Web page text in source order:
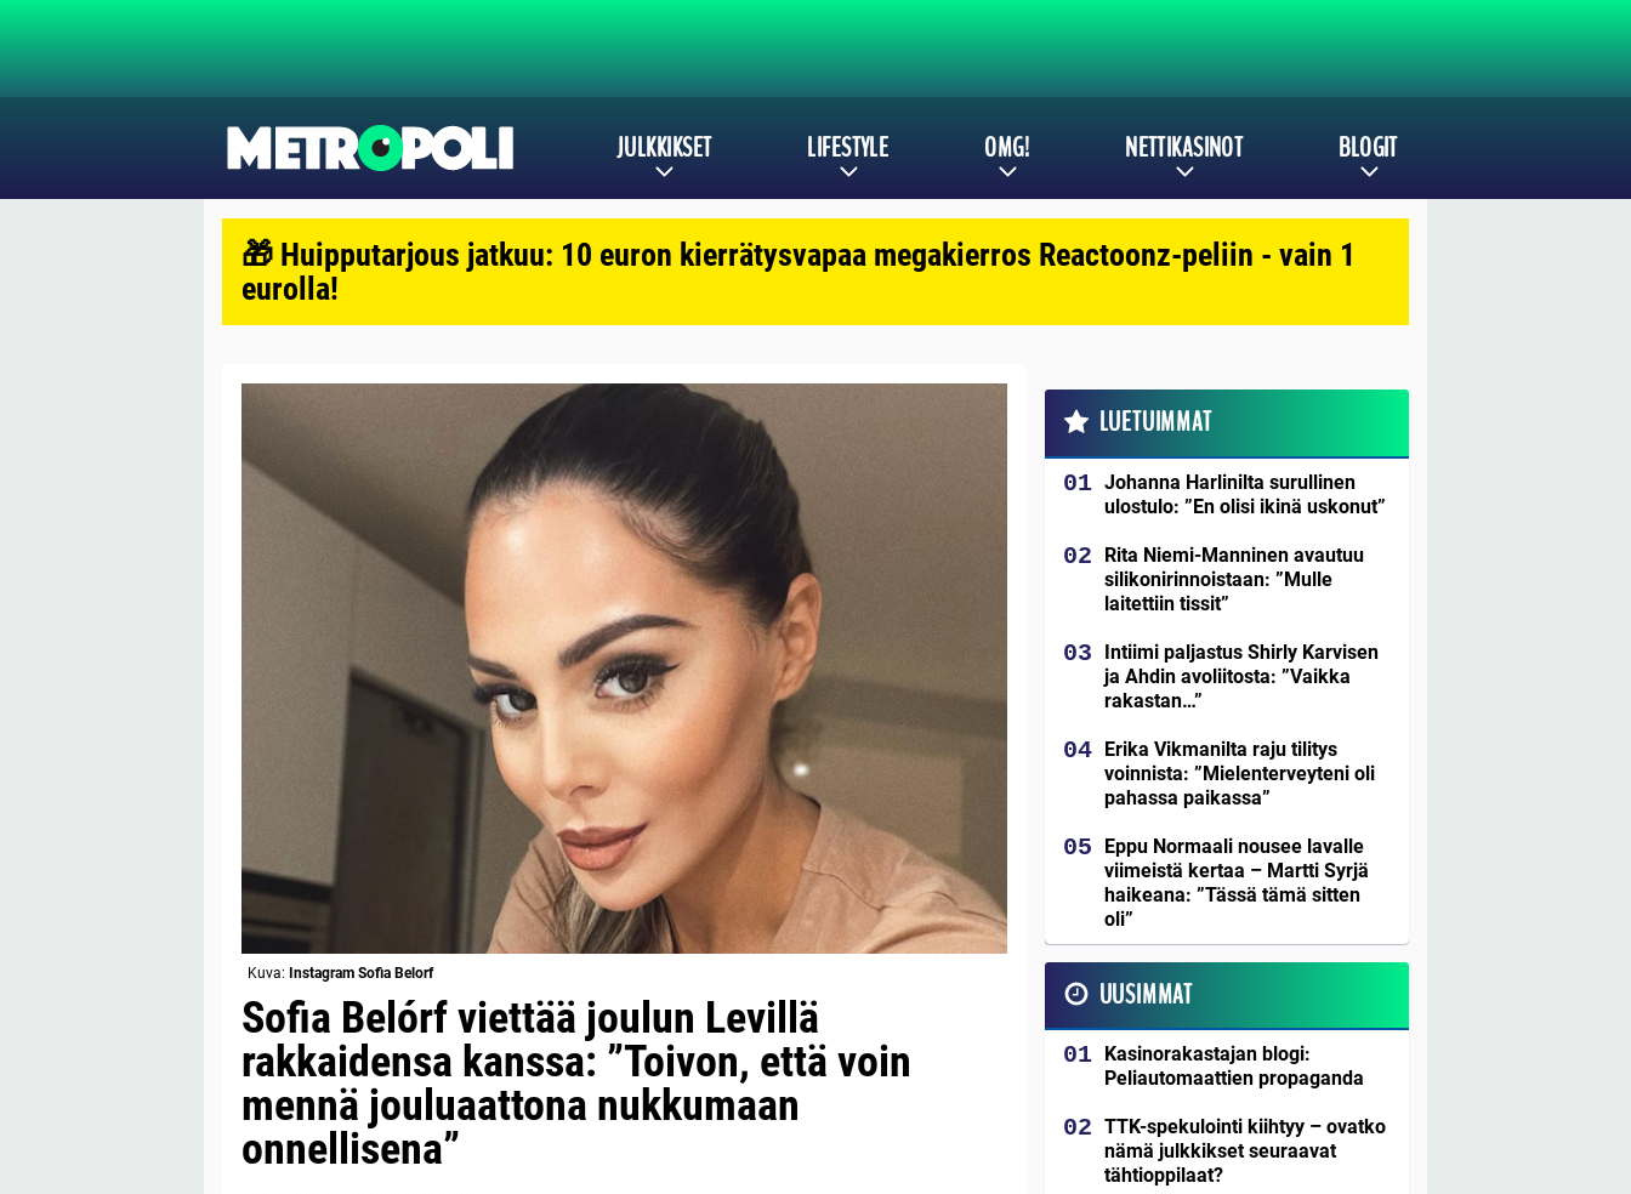
JULKKIKSET LIFESTYLE OMG! NETTIKASINOT BLOGIT
🎁 Huipputarjous jatkuu: 10 euron kierrätysvapaa megakierros Reactoonz-peliin - vain 1
eurolla!
Kuva: Instagram Sofia Belorf
Sofia Belórf viettää joulun Levillä
rakkaidensa kanssa: ”Toivon, että voin
mennä jouluaattona nukkumaan
onnellisena”
LUETUIMMAT
Johanna Harlinilta surullinen
ulostulo: ”En olisi ikinä uskonut”
Rita Niemi-Manninen avautuu
silikonirinnoistaan: ”Mulle
laitettiin tissit”
Intiimi paljastus Shirly Karvisen
ja Ahdin avoliitosta: ”Vaikka
rakastan…”
Erika Vikmanilta raju tilitys
voinnista: ”Mielenterveyteni oli
pahassa paikassa”
Eppu Normaali nousee lavalle
viimeistä kertaa – Martti Syrjä
haikeana: ”Tässä tämä sitten
oli”
UUSIMMAT
Kasinorakastajan blogi:
Peliautomaattien propaganda
TTK-spekulointi kiihtyy – ovatko
nämä julkkikset seuraavat
tähtioppilaat?